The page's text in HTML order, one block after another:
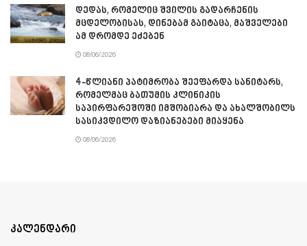
დედას, რომელიც შვილის გადარჩენის
მცდელობისას, დინებამ გაიტაცა, მაშველები
ამ დრომდე ეძებენ
08/06/2026
4-წლიანი პატიმრობა შეეფარდა სანიტარს,
რომელმაც ბათუმის კლინიკის
საპირფარეშოში იმშობიარა და ახალშობილს
სასიკვდილო დაზიანებები მიაყენა
08/06/2026
კალენდარი